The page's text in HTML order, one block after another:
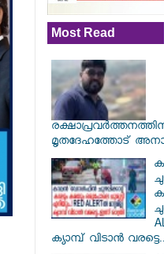
Most Read
മൃതദേഹത്തോട്
ക്യാമ്പ് വിടാൻ